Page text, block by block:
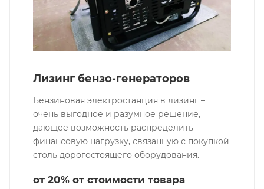
Лизинг бензо-генераторов
Бензиновая электростанция в лизинг –
очень выгодное и разумное решение,
дающее возможность распределить
финансовую нагрузку, связанную с покупкой
столь дорогостоящего оборудования.
от 20% от стоимости товара